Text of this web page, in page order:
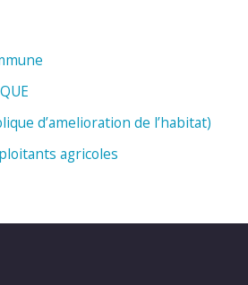
d’amelioration de l’habitat)
agricoles